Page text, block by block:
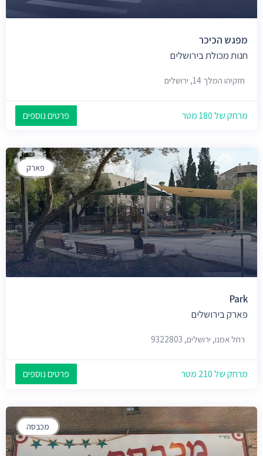
מפגש הכיכר
חנות מכולת בירושלים
חזקיהו המלך 14, ירושלים
מרחק של 180 מטר פרטים נוספים
פארק
Park
פארק בירושלים
רחל אמנו, ירושלים, 9322803
מרחק של 210 מטר פרטים נוספים
מכבסה